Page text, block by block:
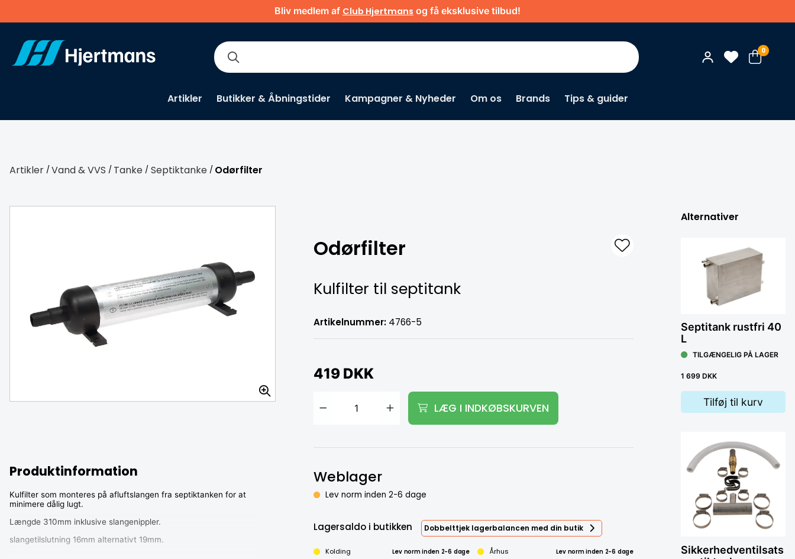
Bliv medlem af Club Hjertmans og få eksklusive tilbud!
0
Artikler Butikker & Åbningstider Kampagner & Nyheder Om os Brands Tips & guider
Tilføj til kurv
Artikler / Vand & VVS / Tanke / Septiktanke / Odørfilter
Odørfilter
Kulfilter til septitank
Artikelnummer: 4766-5
419 DKK
LÆG I INDKØBSKURVEN
Weblager
Lev norm inden 2-6 dage
Lagersaldo i butikken Dobbelttjek lagerbalancen med din butik
Kolding Lev norm inden 2-6 dage Århus Lev norm inden 2-6 dage
Produktinformation
Kulfilter som monteres på afluftslangen fra septiktanken for at
minimere dålig lugt.
Længde 310mm inklusive slangenippler.
slangetilslutning 16mm alternativt 19mm.
Alternativer
Septitank rustfri 40
L
TILGÆNGELIG PÅ LAGER
1 699 DKK
Tilføj til kurv
Sikkerhedventilsats